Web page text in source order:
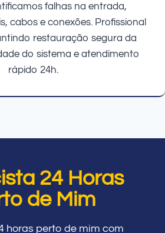
falhas na entrada,
cabos e conexões. Profissional
restauração segura da
do sistema e atendimento
rápido 24h.
24 Horas
de Mim
horas perto de mim com